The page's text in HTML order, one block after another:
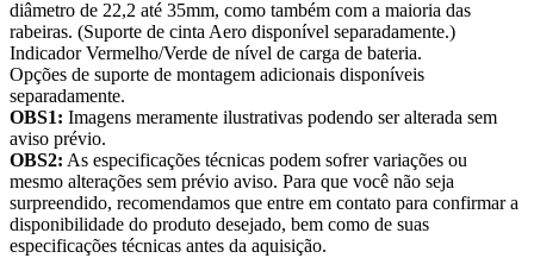
diâmetro de 22,2 até 35mm, como também com a maioria das
rabeiras. (Suporte de cinta Aero disponível separadamente.)
Indicador Vermelho/Verde de nível de carga de bateria.
Opções de suporte de montagem adicionais disponíveis
separadamente.
OBS1: Imagens meramente ilustrativas podendo ser alterada sem
aviso prévio.
OBS2: As especificações técnicas podem sofrer variações ou
mesmo alterações sem prévio aviso. Para que você não seja
surpreendido, recomendamos que entre em contato para confirmar a
disponibilidade do produto desejado, bem como de suas
especificações técnicas antes da aquisição.